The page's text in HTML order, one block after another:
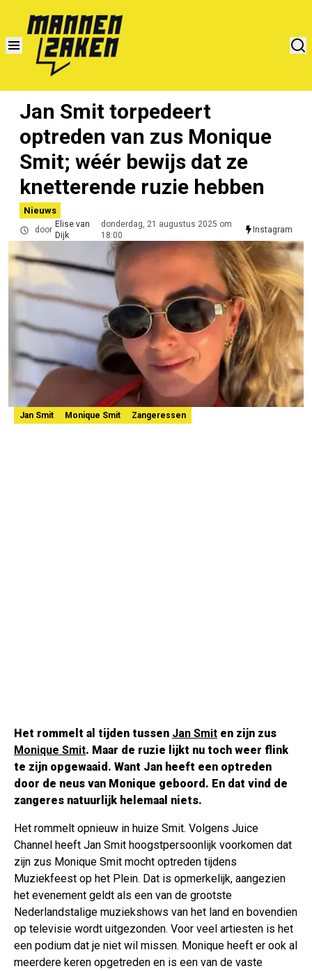
Jan Smit torpedeert
optreden van zus Monique
Smit; wéér bewijs dat ze
knetterende ruzie hebben
Nieuws
door
Elise van
Dijk
donderdag, 21 augustus 2025 om
18:00
Instagram
Jan Smit Monique Smit Zangeressen
Het rommelt al tijden tussen Jan Smit en zijn zus
Monique Smit. Maar de ruzie lijkt nu toch weer flink
te zijn opgewaaid. Want Jan heeft een optreden
door de neus van Monique geboord. En dat vind de
zangeres natuurlijk helemaal niets.
Het rommelt opnieuw in huize Smit. Volgens Juice
Channel heeft Jan Smit hoogstpersoonlijk voorkomen dat
zijn zus Monique Smit mocht optreden tijdens
Muziekfeest op het Plein. Dat is opmerkelijk, aangezien
het evenement geldt als een van de grootste
Nederlandstalige muziekshows van het land en bovendien
op televisie wordt uitgezonden. Voor veel artiesten is het
een podium dat je niet wil missen. Monique heeft er ook al
meerdere keren opgetreden en is een van de vaste